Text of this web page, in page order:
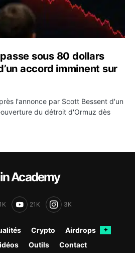
sous 80 dollars
accord imminent sur
l'annonce par Scott Bessent d'un
du détroit d'Ormuz dès
Academy
21K 3K
Crypto Airdrops ✦
Outils Contact